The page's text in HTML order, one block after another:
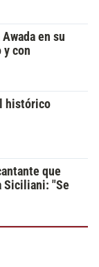
en su
y con
histórico
que
Siciliani: "Se